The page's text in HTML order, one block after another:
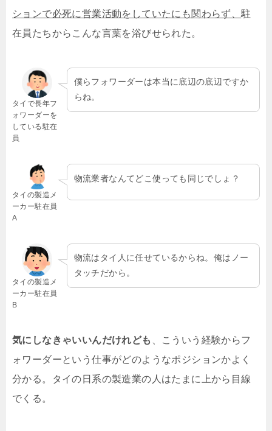
ションで必死に営業活動をしていたにも関わらず、駐
在員たちからこんな言葉を浴びせられた。
タイで長年フ
ォワーダーを
している駐在
員
僕らフォワーダーは本当に底辺の底辺ですか
らね。
タイの製造メ
ーカー駐在員
A
物流業者なんてどこ使っても同じでしょ？
タイの製造メ
ーカー駐在員
B
物流はタイ人に任せているからね。俺はノー
タッチだから。
気にしなきゃいいんだけれども
、こういう経験からフ
ォワーダーという仕事がどのようなポジションかよく
分かる。タイの日系の製造業の人はたまに上から目線
でくる。